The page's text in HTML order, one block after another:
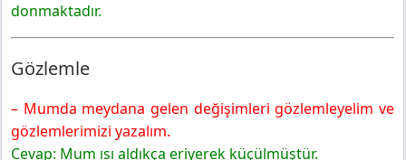
donmaktadır.
Gözlemle
– Mumda meydana gelen değişimleri gözlemleyelim ve
gözlemlerimizi yazalım.
Cevap: Mum ısı aldıkça eriyerek küçülmüştür.